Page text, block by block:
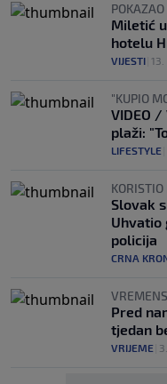
Miletić
hotelu
VIJESTI 13.
"KUPIO
VIDEO
plaži:
LIFESTYLE
Slovak
Uhvatio
policija
CRNA
Pred
tjedan
VRIJEME